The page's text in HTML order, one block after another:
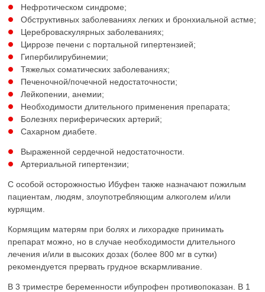
Нефротическом синдроме;
Обструктивных заболеваниях легких и бронхиальной астме;
Цереброваскулярных заболеваниях;
Циррозе печени с портальной гипертензией;
Гипербилирубинемии;
Тяжелых соматических заболеваниях;
Печеночной/почечной недостаточности;
Лейкопении, анемии;
Необходимости длительного применения препарата;
Болезнях периферических артерий;
Сахарном диабете.
Выраженной сердечной недостаточности.
Артериальной гипертензии;
С особой осторожностью Ибуфен также назначают пожилым
пациентам, людям, злоупотребляющим алкоголем и/или
курящим.
Кормящим матерям при болях и лихорадке принимать
препарат можно, но в случае необходимости длительного
лечения и/или в высоких дозах (более 800 мг в сутки)
рекомендуется прервать грудное вскармливание.
В 3 триместре беременности ибупрофен противопоказан. В 1